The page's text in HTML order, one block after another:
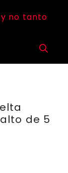
de 5